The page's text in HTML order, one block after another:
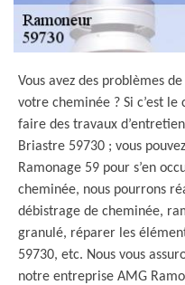
Vous avez des problèmes
votre cheminée ? Si c’est le
faire des travaux
Briastre 59730 ; vous
Ramonage 59 pour s’en
cheminée, nous pourrons
débistrage de cheminée,
granulé, réparer les
59730, etc. Nous vous
notre entreprise AMG